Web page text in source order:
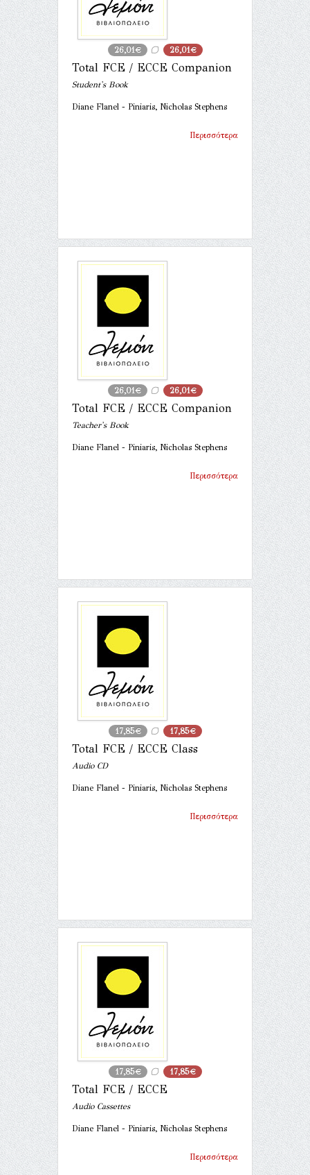
26,01€ 26,01€
Total FCE / ECCE Companion
Student's Book
Diane Flanel - Piniaris, Nicholas Stephens
Περισσότερα
26,01€ 26,01€
Total FCE / ECCE Companion
Teacher's Book
Diane Flanel - Piniaris, Nicholas Stephens
Περισσότερα
17,85€ 17,85€
Total FCE / ECCE Class
Audio CD
Diane Flanel - Piniaris, Nicholas Stephens
Περισσότερα
17,85€ 17,85€
Total FCE / ECCE
Audio Cassettes
Diane Flanel - Piniaris, Nicholas Stephens
Περισσότερα